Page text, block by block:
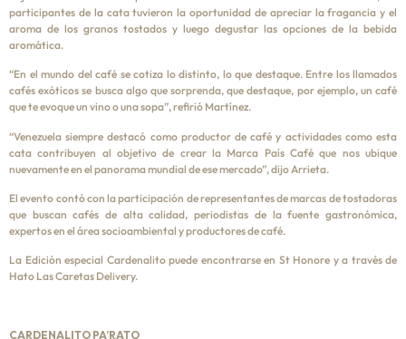
participantes de la cata tuvieron la oportunidad de apreciar la fragancia y el
aroma de los granos tostados y luego degustar las opciones de la bebida
aromática.
“En el mundo del café se cotiza lo distinto, lo que destaque. Entre los llamados
cafés exóticos se busca algo que sorprenda, que destaque, por ejemplo, un café
que te evoque un vino o una sopa”, refirió Martínez.
“Venezuela siempre destacó como productor de café y actividades como esta
cata contribuyen al objetivo de crear la Marca País Café que nos ubique
nuevamente en el panorama mundial de ese mercado”, dijo Arrieta.
El evento contó con la participación de representantes de marcas de tostadoras
que buscan cafés de alta calidad, periodistas de la fuente gastronómica,
expertos en el área socioambiental y productores de café.
La Edición especial Cardenalito puede encontrarse en St Honore y a través de
Hato Las Caretas Delivery.
CARDENALITO PA’RATO